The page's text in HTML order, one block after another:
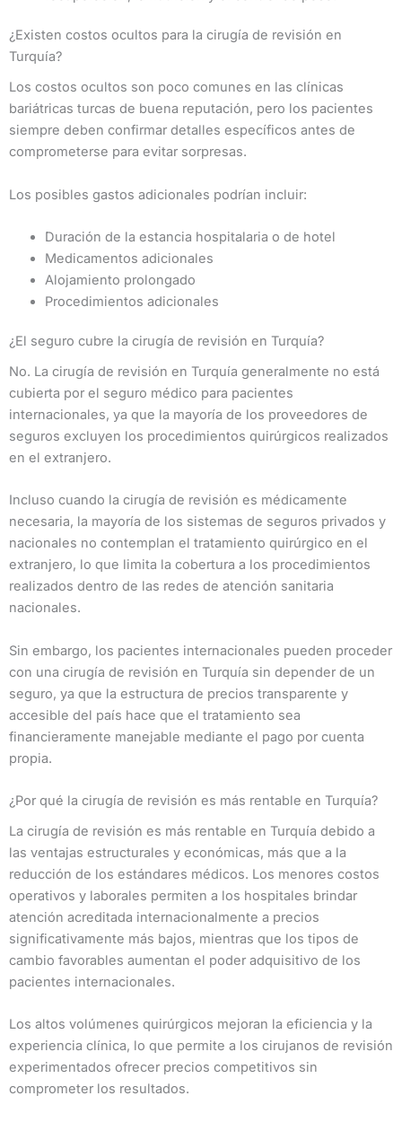
¿Existen costos ocultos para la cirugía de revisión en
Turquía?
Los costos ocultos son poco comunes en las clínicas
bariátricas turcas de buena reputación, pero los pacientes
siempre deben confirmar detalles específicos antes de
comprometerse para evitar sorpresas.
Los posibles gastos adicionales podrían incluir:
Duración de la estancia hospitalaria o de hotel
Medicamentos adicionales
Alojamiento prolongado
Procedimientos adicionales
¿El seguro cubre la cirugía de revisión en Turquía?
No. La cirugía de revisión en Turquía generalmente no está
cubierta por el seguro médico para pacientes
internacionales, ya que la mayoría de los proveedores de
seguros excluyen los procedimientos quirúrgicos realizados
en el extranjero.
Incluso cuando la cirugía de revisión es médicamente
necesaria, la mayoría de los sistemas de seguros privados y
nacionales no contemplan el tratamiento quirúrgico en el
extranjero, lo que limita la cobertura a los procedimientos
realizados dentro de las redes de atención sanitaria
nacionales.
Sin embargo, los pacientes internacionales pueden proceder
con una cirugía de revisión en Turquía sin depender de un
seguro, ya que la estructura de precios transparente y
accesible del país hace que el tratamiento sea
financieramente manejable mediante el pago por cuenta
propia.
¿Por qué la cirugía de revisión es más rentable en Turquía?
La cirugía de revisión es más rentable en Turquía debido a
las ventajas estructurales y económicas, más que a la
reducción de los estándares médicos. Los menores costos
operativos y laborales permiten a los hospitales brindar
atención acreditada internacionalmente a precios
significativamente más bajos, mientras que los tipos de
cambio favorables aumentan el poder adquisitivo de los
pacientes internacionales.
Los altos volúmenes quirúrgicos mejoran la eficiencia y la
experiencia clínica, lo que permite a los cirujanos de revisión
experimentados ofrecer precios competitivos sin
comprometer los resultados.